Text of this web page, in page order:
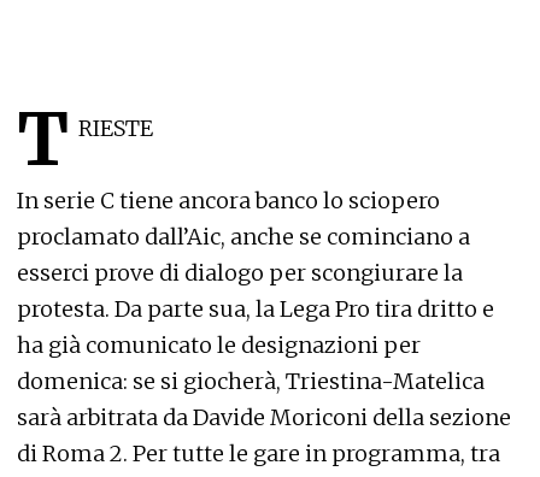
T RIESTE
In serie C tiene ancora banco lo sciopero
proclamato dall’Aic, anche se cominciano a
esserci prove di dialogo per scongiurare la
protesta. Da parte sua, la Lega Pro tira dritto e
ha già comunicato le designazioni per
domenica: se si giocherà, Triestina-Matelica
sarà arbitrata da Davide Moriconi della sezione
di Roma 2. Per tutte le gare in programma, tra